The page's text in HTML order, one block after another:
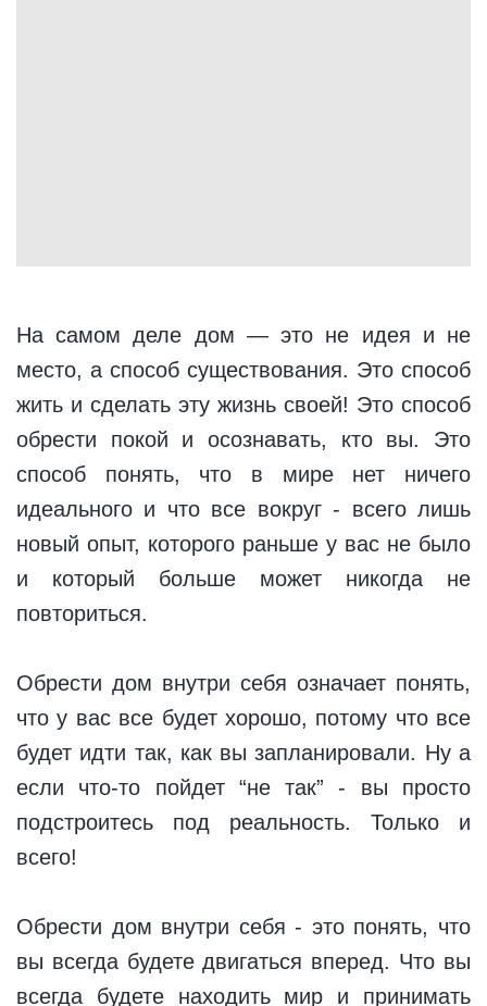
На самом деле дом — это не идея и не
место, а способ существования. Это способ
жить и сделать эту жизнь своей! Это способ
обрести покой и осознавать, кто вы. Это
способ понять, что в мире нет ничего
идеального и что все вокруг - всего лишь
новый опыт, которого раньше у вас не было
и который больше может никогда не
повториться.
Обрести дом внутри себя означает понять,
что у вас все будет хорошо, потому что все
будет идти так, как вы запланировали. Ну а
если что-то пойдет “не так” - вы просто
подстроитесь под реальность. Только и
всего!
Обрести дом внутри себя - это понять, что
вы всегда будете двигаться вперед. Что вы
всегда будете находить мир и принимать